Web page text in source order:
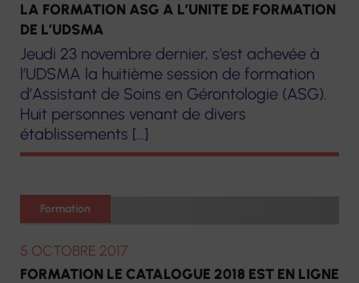
LA FORMATION ASG A L’UNITE DE FORMATION
DE L’UDSMA
Jeudi 23 novembre dernier, s’est achevée à
l’UDSMA la huitième session de formation
d’Assistant de Soins en Gérontologie (ASG).
Huit personnes venant de divers
établissements […]
Formation
5 OCTOBRE 2017
FORMATION LE CATALOGUE 2018 EST EN LIGNE